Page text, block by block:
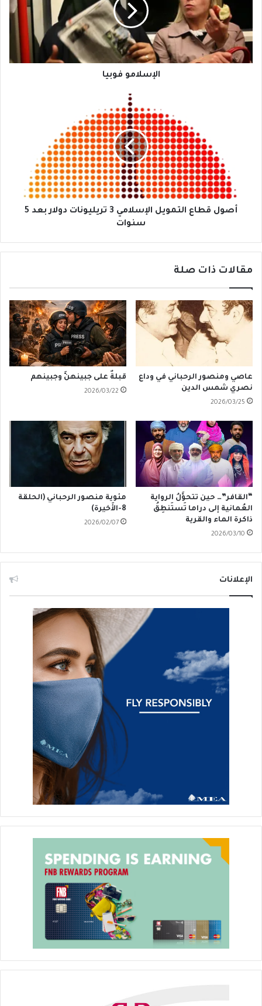
الإسلامو فوبيا
سنوات
أصول قطاع التمويل الإسلامي 3 تريليونات دولار بعد 5
سنوات
مقالات ذات صلة
عاصي ومنصور الرحباني في وداع
نصري شمس الدين
2026/03/25
قبلةٌ على جبينهنَّ وجبينهم
2026/03/22
“القافر”… حين تتحوَّلُ الرواية
العُمانية إلى دراما تَستَنطِقُ
ذاكرة الماء والقرية
2026/03/10
مئوية منصور الرحباني (الحلقة
8-الأَخيرة)
2026/02/07
الإعلانات